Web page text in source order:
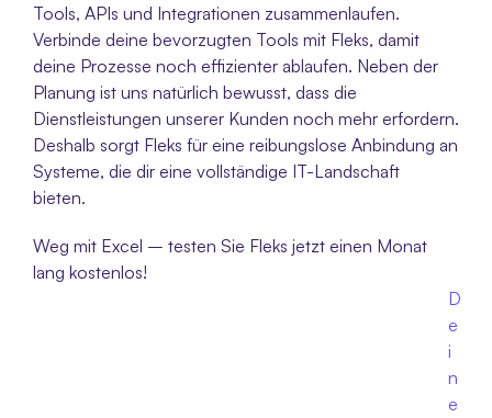
Tools, APIs und Integrationen zusammenlaufen.
Verbinde deine bevorzugten Tools mit Fleks, damit
deine Prozesse noch effizienter ablaufen. Neben der
Planung ist uns natürlich bewusst, dass die
Dienstleistungen unserer Kunden noch mehr erfordern.
Deshalb sorgt Fleks für eine reibungslose Anbindung an
Systeme, die dir eine vollständige IT-Landschaft
bieten.
Weg mit Excel – testen Sie Fleks jetzt einen Monat
lang kostenlos!
D
e
i
n
e